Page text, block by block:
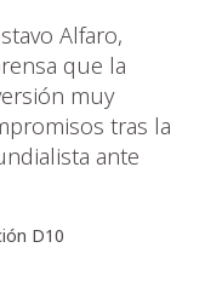
Alfaro,
que la
muy
tras la
ante
D10